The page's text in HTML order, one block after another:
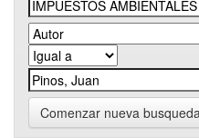
Comenzar nueva